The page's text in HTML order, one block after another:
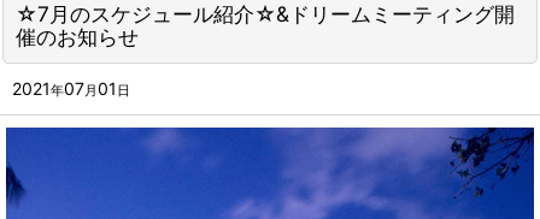
☆7月のスケジュール紹介☆&ドリームミーティング開
催のお知らせ
2021年07月 01 日